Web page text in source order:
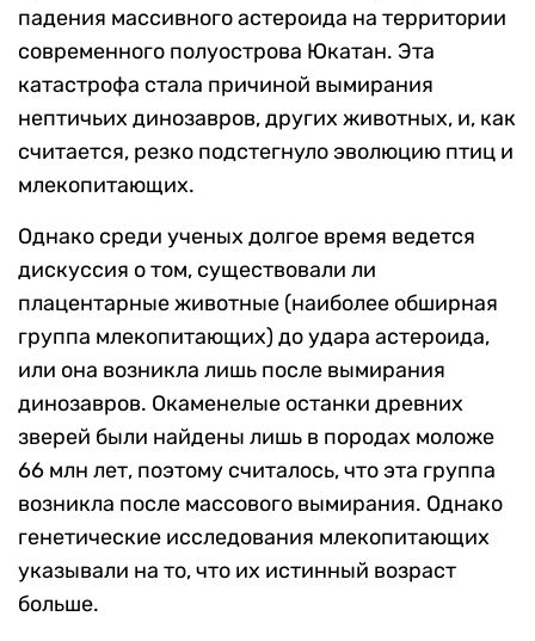
падения массивного астероида на территории
современного полуострова Юкатан. Эта
катастрофа стала причиной вымирания
нептичьих динозавров, других животных, и, как
считается, резко подстегнуло эволюцию птиц и
млекопитающих.
Однако среди ученых долгое время ведется
дискуссия о том, существовали ли
плацентарные животные (наиболее обширная
группа млекопитающих) до удара астероида,
или она возникла лишь после вымирания
динозавров. Окаменелые останки древних
зверей были найдены лишь в породах моложе
66 млн лет, поэтому считалось, что эта группа
возникла после массового вымирания. Однако
генетические исследования млекопитающих
указывали на то, что их истинный возраст
больше.